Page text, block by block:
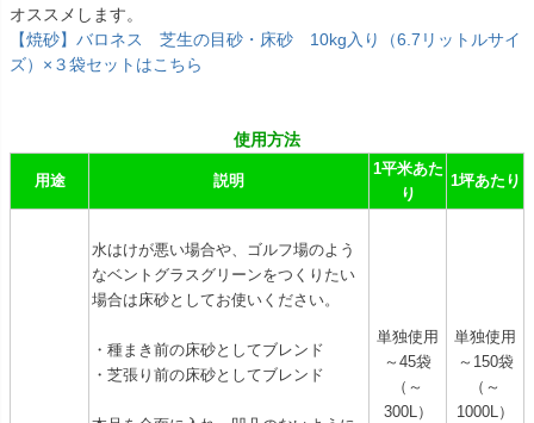
オススメします。
【焼砂】バロネス 芝生の目砂・床砂 10kg入り（6.7リットルサイ
ズ）×３袋セットはこちら
使用方法
用途 説明
1平米あた
り
1坪あたり
水はけが悪い場合や、ゴルフ場のよう
なベントグラスグリーンをつくりたい
場合は床砂としてお使いください。
・種まき前の床砂としてブレンド
・芝張り前の床砂としてブレンド
単独使用
～45袋
（～
300L）
単独使用
～150袋
（～
1000L）